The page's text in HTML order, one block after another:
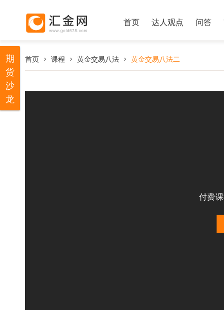
首页 达人观点 问答
首页 课程 黄金交易八法 黄金交易八法二
付费
期
货
沙
龙